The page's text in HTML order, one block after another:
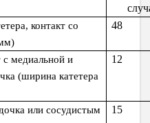
контакт со
48
медиальной и
(ширина катетера
12
или сосудистым
15